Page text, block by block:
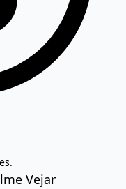
Vejar